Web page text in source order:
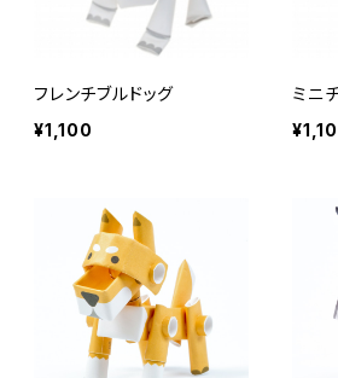
フレンチブルドッグ
¥1,100
ミニ